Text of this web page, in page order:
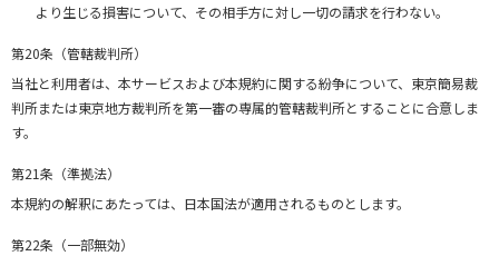
より生じる損害について、その相手方に対し一切の請求を行わない。
第20条（管轄裁判所）
当社と利用者は、本サービスおよび本規約に関する紛争について、東京簡易裁
判所または東京地方裁判所を第一審の専属的管轄裁判所とすることに合意しま
す。
第21条（準拠法）
本規約の解釈にあたっては、日本国法が適用されるものとします。
第22条（一部無効）